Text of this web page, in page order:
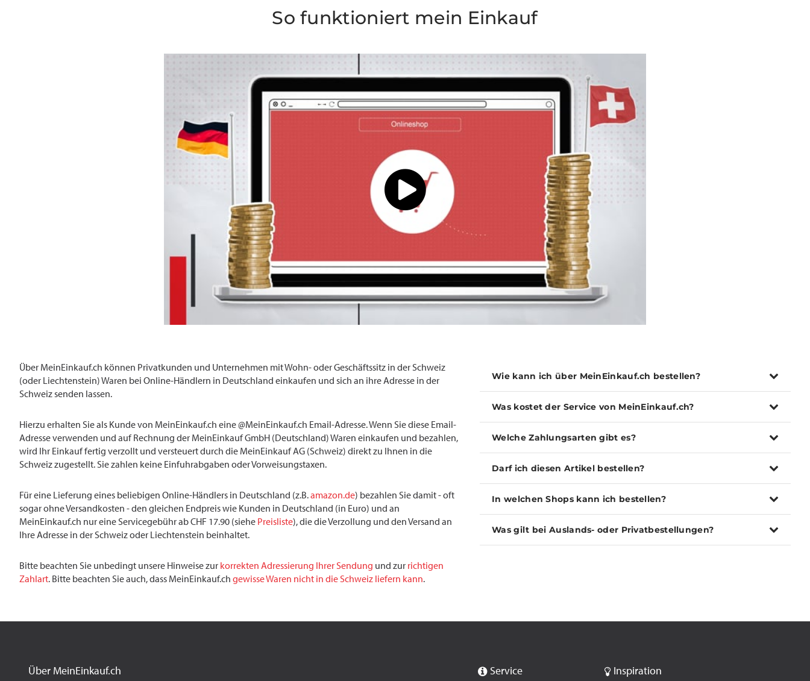
So funktioniert mein Einkauf
Über MeinEinkauf.ch können Privatkunden und Unternehmen mit Wohn- oder Geschäftssitz in der Schweiz
(oder Liechtenstein) Waren bei Online-Händlern in Deutschland einkaufen und sich an ihre Adresse in der
Schweiz senden lassen.
Hierzu erhalten Sie als Kunde von MeinEinkauf.ch eine @MeinEinkauf.ch Email-Adresse. Wenn Sie diese Email-
Adresse verwenden und auf Rechnung der MeinEinkauf GmbH (Deutschland) Waren einkaufen und bezahlen,
wird Ihr Einkauf fertig verzollt und versteuert durch die MeinEinkauf AG (Schweiz) direkt zu Ihnen in die
Schweiz zugestellt. Sie zahlen keine Einfuhrabgaben oder Vorweisungstaxen.
Für eine Lieferung eines beliebigen Online-Händlers in Deutschland (z.B.amazon.de) bezahlen Sie damit - oft
sogar ohne Versandkosten - den gleichen Endpreis wie Kunden in Deutschland (in Euro) und an
MeinEinkauf.ch nur eine Servicegebühr ab CHF 17.90 (siehe Preisliste), die die Verzollung und den Versand an
Ihre Adresse in der Schweiz oder Liechtenstein beinhaltet.
Bitte beachten Sie unbedingt unsere Hinweise zur korrekten Adressierung Ihrer Sendung und zur richtigen
Zahlart. Bitte beachten Sie auch, dass MeinEinkauf.ch gewisse Waren nicht in die Schweiz liefern kann.
Wie kann ich über MeinEinkauf.ch bestellen?
Was kostet der Service von MeinEinkauf.ch?
Welche Zahlungsarten gibt es?
Darf ich diesen Artikel bestellen?
In welchen Shops kann ich bestellen?
Was gilt bei Auslands- oder Privatbestellungen?
Über MeinEinkauf.ch Service Inspiration